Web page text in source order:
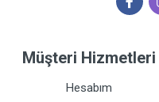
Müşteri Hizmetleri
Hesabım